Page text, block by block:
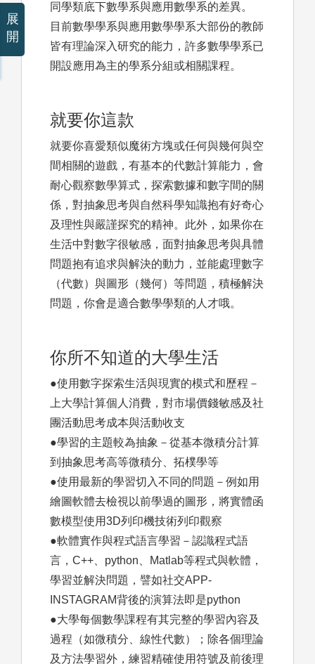
同學類底下數學系與應用數學系的差異。
目前數學學系與應用數學學系大部份的教師
皆有理論深入研究的能力，許多數學學系已
開設應用為主的學系分組或相關課程。
就要你這款
就要你喜愛類似魔術方塊或任何與幾何與空
間相關的遊戲，有基本的代數計算能力，會
耐心觀察數學算式，探索數據和數字間的關
係，對抽象思考與自然科學知識抱有好奇心
及理性與嚴謹探究的精神。此外，如果你在
生活中對數字很敏感，面對抽象思考與具體
問題抱有追求與解決的動力，並能處理數字
（代數）與圖形（幾何）等問題，積極解決
問題，你會是適合數學學類的人才哦。
你所不知道的大學生活
●使用數字探索生活與現實的模式和歷程－
上大學計算個人消費，對市場價錢敏感及社
團活動思考成本與活動收支
●學習的主題較為抽象－從基本微積分計算
到抽象思考高等微積分、拓樸學等
●使用最新的學習切入不同的問題－例如用
繪圖軟體去檢視以前學過的圖形，將實體函
數模型使用3D列印機技術列印觀察
●軟體實作與程式語言學習－認識程式語
言，C++、python、Matlab等程式與軟體，
學習並解決問題，譬如社交APP-
INSTAGRAM背後的演算法即是python
●大學每個數學課程有其完整的學習內容及
過程（如微積分、線性代數）；除各個理論
及方法學習外，練習精確使用符號及前後理
展
開